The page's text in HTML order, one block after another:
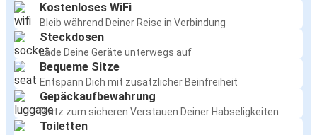
Kostenloses WiFi
Bleib während Deiner Reise in Verbindung
Steckdosen
Lade Deine Geräte unterwegs auf
Bequeme Sitze
Entspann Dich mit zusätzlicher Beinfreiheit
Gepäckaufbewahrung
Platz zum sicheren Verstauen Deiner Habseligkeiten
Toiletten